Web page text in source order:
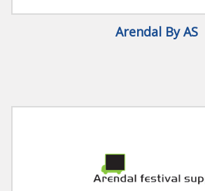
Arendal By AS